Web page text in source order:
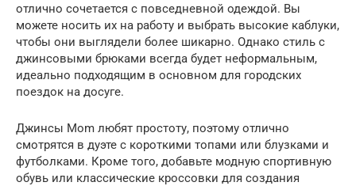
отлично сочетается с повседневной одеждой. Вы
можете носить их на работу и выбрать высокие каблуки,
чтобы они выглядели более шикарно. Однако стиль с
джинсовыми брюками всегда будет неформальным,
идеально подходящим в основном для городских
поездок на досуге.
Джинсы Mom любят простоту, поэтому отлично
смотрятся в дуэте с короткими топами или блузками и
футболками. Кроме того, добавьте модную спортивную
обувь или классические кроссовки для создания